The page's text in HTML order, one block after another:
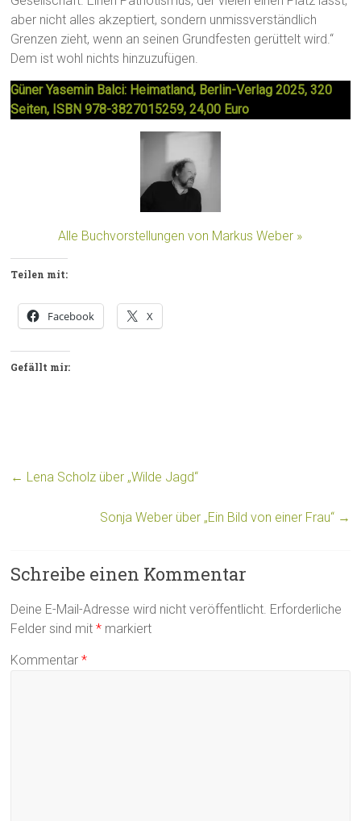
aber nicht alles akzeptiert, sondern unmissverständlich
Grenzen zieht, wenn an seinen Grundfesten gerüttelt wird.“
Dem ist wohl nichts hinzuzufügen.
Güner Yasemin Balci: Heimatland, Berlin-Verlag 2025, 320
Seiten, ISBN 978-3827015259, 24,00 Euro
Alle Buchvorstellungen von Markus Weber »
Teilen mit:
Facebook X
Gefällt mir:
← Lena Scholz über „Wilde Jagd“
Sonja Weber über „Ein Bild von einer Frau“ →
Schreibe einen Kommentar
Deine E-Mail-Adresse wird nicht veröffentlicht. Erforderliche
Felder sind mit* markiert
Kommentar*